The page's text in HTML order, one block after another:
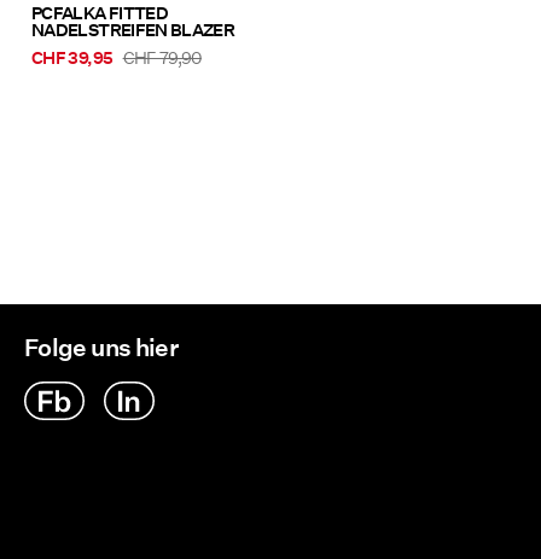
PCFALKA FITTED
NADELSTREIFEN BLAZER
CHF 39,95 CHF 79,90
Folge uns hier